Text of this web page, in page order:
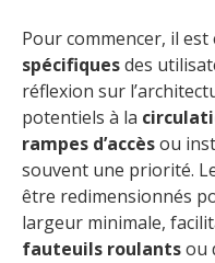
Pour commencer, il est
spécifiquesdes
réflexion sur
potentiels à la
rampes d’accèsou
souvent une priorité.
être redimensionnés
largeur minimale,
fauteuils roulantsou